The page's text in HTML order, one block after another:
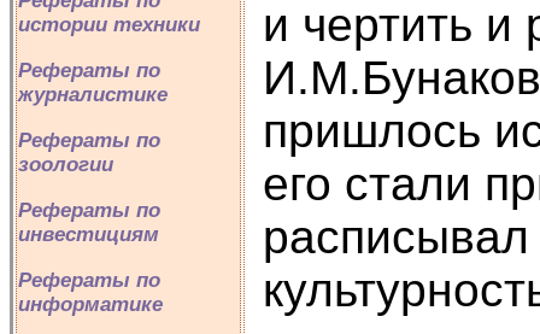
истории техники
Рефераты по
журналистике
Рефераты по
зоологии
Рефераты по
инвестициям
Рефераты по
информатике
и чертить и
пришлось
его стали